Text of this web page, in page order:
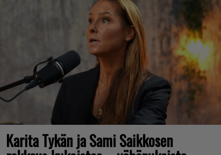
Karita Tykän ja Sami Saikkosen